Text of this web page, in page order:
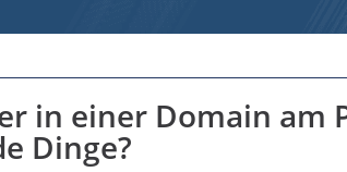
in einer Domain am
Dinge?